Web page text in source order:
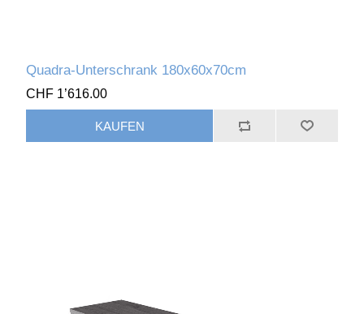
Quadra-Unterschrank 180x60x70cm
CHF 1’616.00